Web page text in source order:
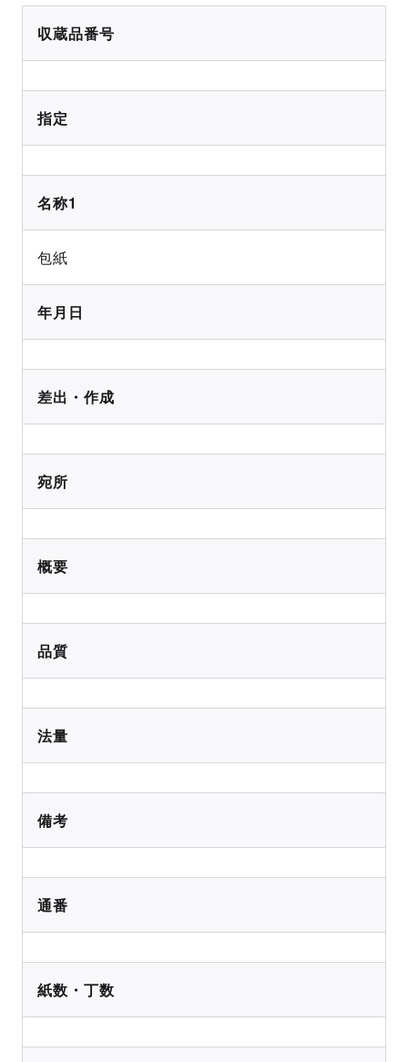
収蔵品番号
指定
名称1
包紙
年月日
差出・作成
宛所
概要
品質
法量
備考
通番
紙数・丁数